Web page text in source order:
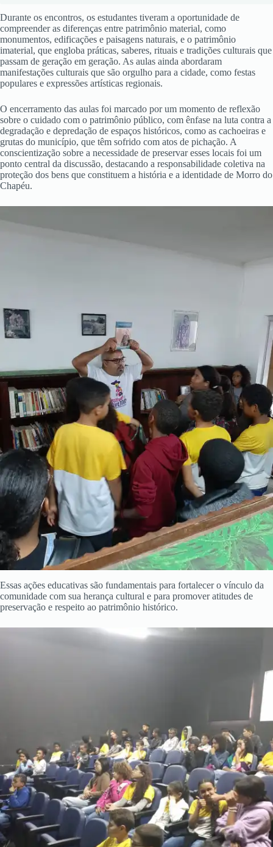
Durante os encontros, os estudantes tiveram a oportunidade de
compreender as diferenças entre patrimônio material, como
monumentos, edificações e paisagens naturais, e o patrimônio
imaterial, que engloba práticas, saberes, rituais e tradições culturais que
passam de geração em geração. As aulas ainda abordaram
manifestações culturais que são orgulho para a cidade, como festas
populares e expressões artísticas regionais.
O encerramento das aulas foi marcado por um momento de reflexão
sobre o cuidado com o patrimônio público, com ênfase na luta contra a
degradação e depredação de espaços históricos, como as cachoeiras e
grutas do município, que têm sofrido com atos de pichação. A
conscientização sobre a necessidade de preservar esses locais foi um
ponto central da discussão, destacando a responsabilidade coletiva na
proteção dos bens que constituem a história e a identidade de Morro do
Chapéu.
Essas ações educativas são fundamentais para fortalecer o vínculo da
comunidade com sua herança cultural e para promover atitudes de
preservação e respeito ao patrimônio histórico.